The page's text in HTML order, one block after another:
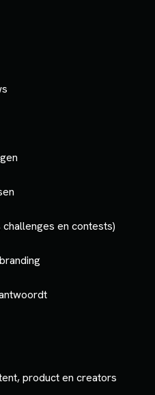
en contests)
product en creators